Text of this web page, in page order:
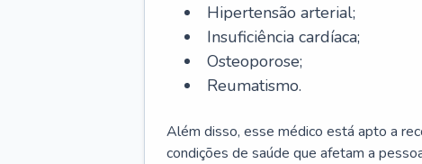
Hipertensão arterial;
Insuficiência cardíaca;
Osteoporose;
Reumatismo.
Além disso, esse médico está apto a
condições de saúde que afetam a